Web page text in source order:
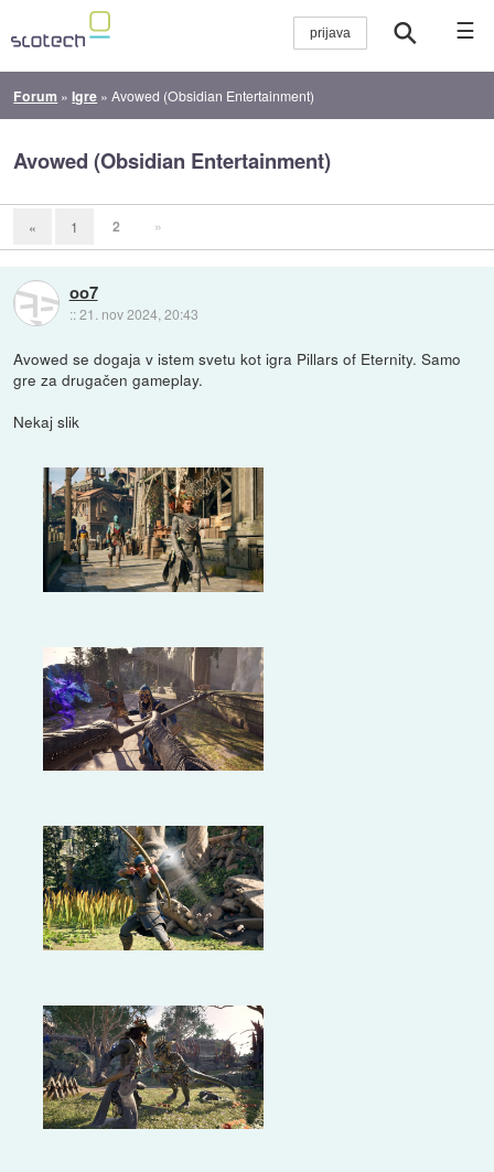
☰
Forum »Igre »Avowed (Obsidian Entertainment)
Avowed (Obsidian Entertainment)
« 1 2 »
oo7
::21. nov 2024, 20:43
Avowed se dogaja v istem svetu kot igra Pillars of Eternity. Samo
gre za drugačen gameplay.
Nekaj slik